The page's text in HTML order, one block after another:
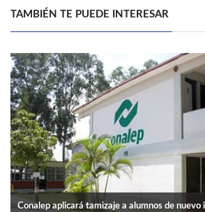
TAMBIÉN TE PUEDE INTERESAR
Conalep aplicará tamizaje a alumnos de nuevo